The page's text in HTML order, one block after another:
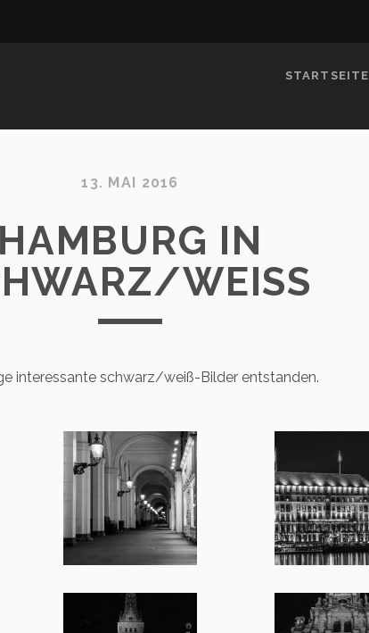
STARTSEITE
13. MAI 2016
HAMBURG IN
WEISS
interessante schwarz/weiß-Bilder entstanden.